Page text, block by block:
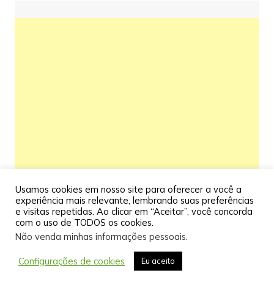
Usamos cookies em nosso site para oferecer a você a
experiência mais relevante, lembrando suas preferências
e visitas repetidas. Ao clicar em “Aceitar”, você concorda
com o uso de TODOS os cookies.
Não venda minhas informações pessoais.
Configurações de cookies Eu aceito